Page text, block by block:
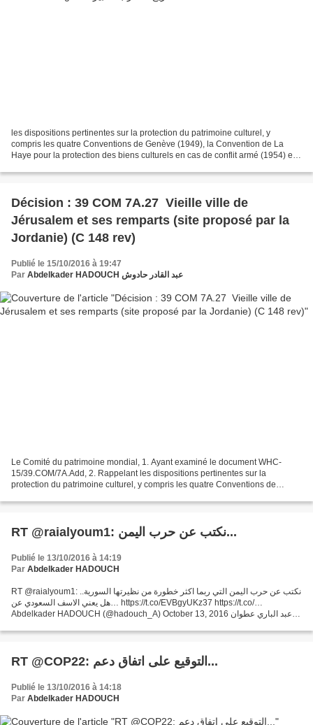
les dispositions pertinentes sur la protection du patrimoine culturel, y
compris les quatre Conventions de Genève (1949), la Convention de La
Haye pour la protection des biens culturels en cas de conflit armé (1954) et
Décision : 39 COM 7A.27 Vieille ville de
Jérusalem et ses remparts (site proposé par la
Jordanie) (C 148 rev)
Publié le 15/10/2016 à 19:47
Par
Abdelkader HADOUCH عبد القادر حادوش
Le Comité du patrimoine mondial, 1. Ayant examiné le document WHC-
15/39.COM/7A.Add, 2. Rappelant les dispositions pertinentes sur la
protection du patrimoine culturel, y compris les quatre Conventions de
RT @raialyoum1: نكتب عن حرب اليمن...
Publié le 13/10/2016 à 14:19
Par Abdelkader HADOUCH
RT @raialyoum1: نكتب عن حرب اليمن التي ربما اكثر خطورة من نظيرتها السورية..
هل يعني الاسف السعودي عن… https://t.co/EVBgyUKz37 https://t.co/…
Abdelkader HADOUCH (@hadouch_A) October 13, 2016 عبد الباري عطوان
RT @COP22: التوقيع على اتفاق دعم...
Publié le 13/10/2016 à 14:18
Par Abdelkader HADOUCH